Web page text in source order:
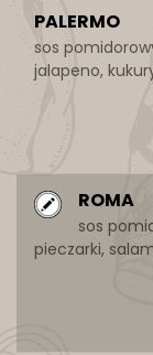
PALERMO
sos
jalapeno,
ROMA
sos
pieczarki,